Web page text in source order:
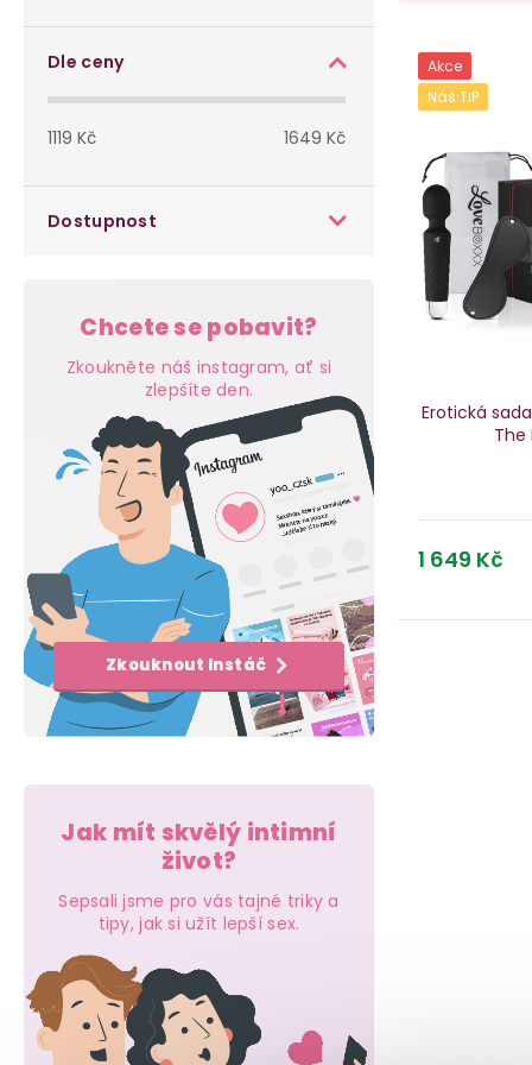
o
l
Dle ceny
1119 Kč 1649 Kč
Dostupnost
Chcete se pobavit?
Zkoukněte náš instagram, ať si
zlepšíte den.
Zkouknout Instáč
Jak mít skvělý intimní
život?
Sepsali jsme pro vás tajné triky a
tipy, jak si užít lepší sex.
e
V
ů
Akce
Náš TIP
Erotická
The
1 649 Kč